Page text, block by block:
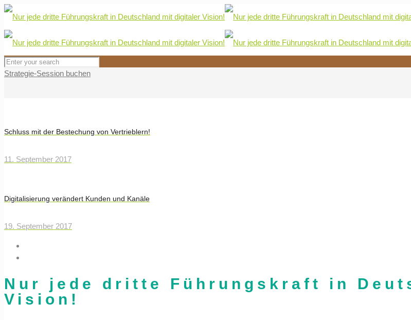
Strategie-Session buchen
Schluss mit der Bestechung von Vertrieblern!
11. September 2017
Digitalisierung verändert Kunden und Kanäle
19. September 2017
Nur jede dritte Führungskraft in
Vision!